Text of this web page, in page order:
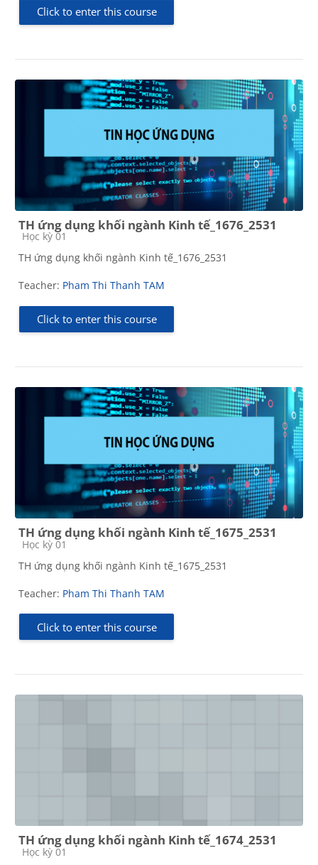
Click to enter this course
TH ứng dụng khối ngành Kinh tế_1676_2531
Course category
Học kỳ 01
TH ứng dụng khối ngành Kinh tế_1676_2531
Teacher: Pham Thi Thanh TAM
Click to enter this course
TH ứng dụng khối ngành Kinh tế_1675_2531
Course category
Học kỳ 01
TH ứng dụng khối ngành Kinh tế_1675_2531
Teacher: Pham Thi Thanh TAM
Click to enter this course
TH ứng dụng khối ngành Kinh tế_1674_2531
Course category
Học kỳ 01